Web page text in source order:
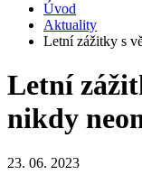
Úvod
Aktuality
Letní zážitky s
Letní
nikdy
23. 06. 2023